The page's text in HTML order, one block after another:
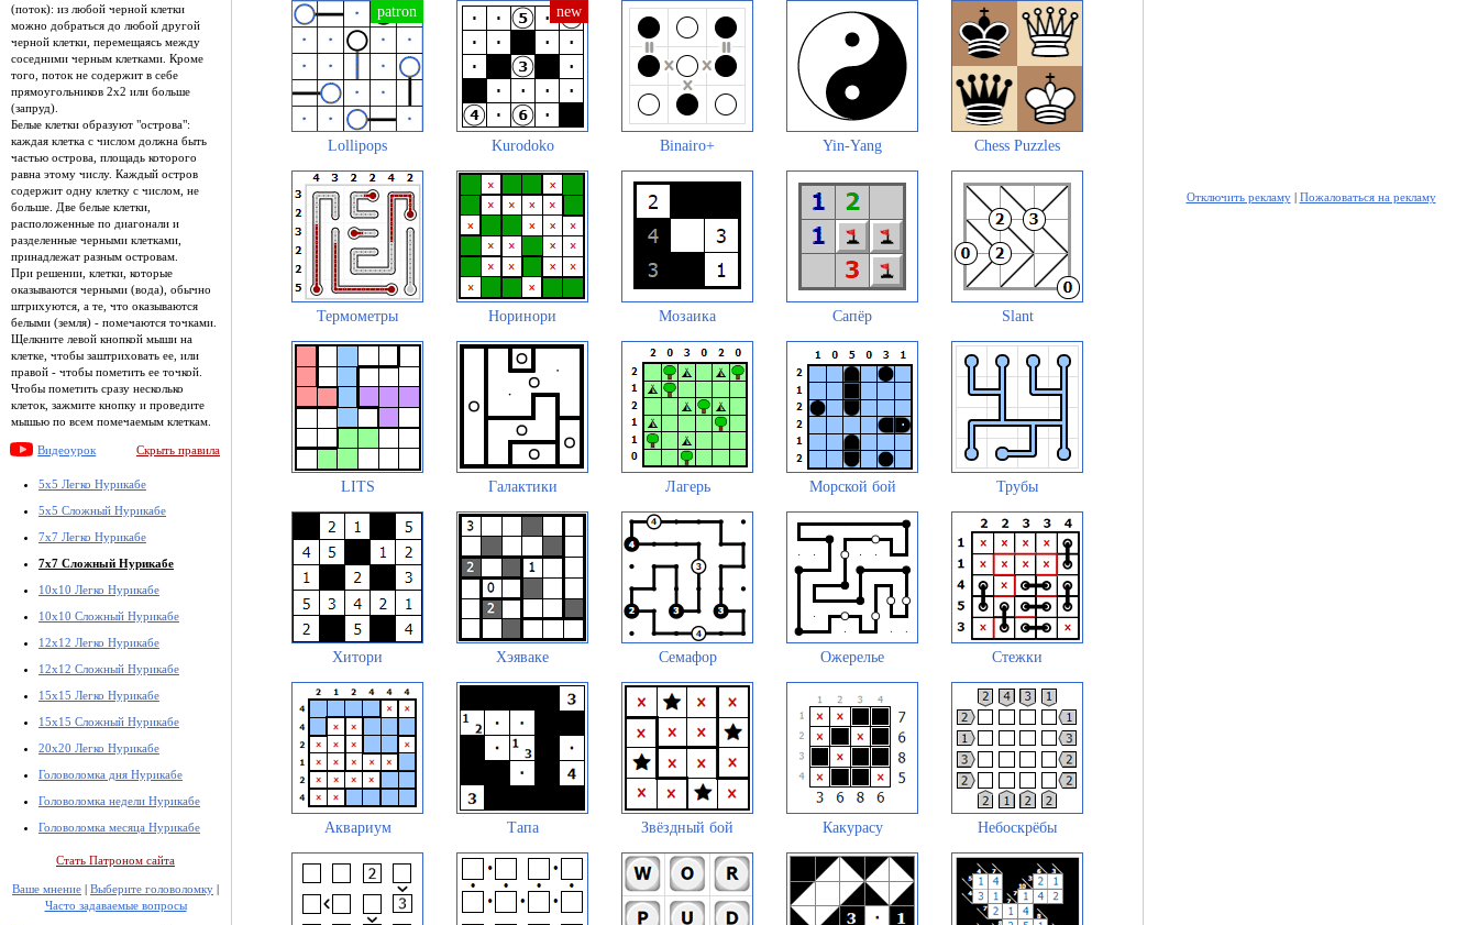
(поток): из любой черной клетки
можно добраться до любой другой
черной клетки, перемещаясь между
соседними черным клетками. Кроме
того, поток не содержит в себе
прямоугольников 2х2 или больше
(запруд).
Белые клетки образуют "острова":
каждая клетка с числом должна быть
частью острова, площадь которого
равна этому числу. Каждый остров
содержит одну клетку с числом, не
больше. Две белые клетки,
расположенные по диагонали и
разделенные черными клетками,
принадлежат разным островам.
При решении, клетки, которые
оказываются черными (вода), обычно
штрихуются, а те, что оказываются
белыми (земля) - помечаются точками.
Щелкните левой кнопкой мыши на
клетке, чтобы заштриховать ее, или
правой - чтобы пометить ее точкой.
Чтобы пометить сразу несколько
клеток, зажмите кнопку и проведите
мышью по всем помечаемым клеткам.
Видеоурок Скрыть правила
5x5 Легко Нурикабе
5x5 Сложный Нурикабе
7x7 Легко Нурикабе
7x7 Сложный Нурикабе
10x10 Легко Нурикабе
10x10 Сложный Нурикабе
12x12 Легко Нурикабе
12x12 Сложный Нурикабе
15x15 Легко Нурикабе
15x15 Сложный Нурикабе
20x20 Легко Нурикабе
Головоломка дня Нурикабе
Головоломка недели Нурикабе
Головоломка месяца Нурикабе
Стать Патроном сайта
Ваше мнение | Выберите головоломку |
Часто задаваемые вопросы
Lollipops Kurodoko Binairo+ Yin-Yang Chess Puzzles
Термометры Норинори Мозаика Сапёр Slant
LITS Галактики Лагерь Морской бой Трубы
Хитори Хэяваке Семафор Ожерелье Стежки
Аквариум Тапа Звёздный бой Какурасу Небоскрёбы
Отключить рекламу| Пожаловаться на рекламу